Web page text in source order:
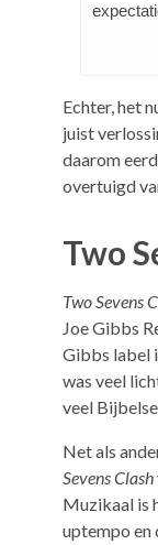
Echter, het
juist
daarom
overtuigd
Two
Two Sevens
Joe Gibbs
Gibbs label
was veel
veel
Net als
Sevens Clash
Muzikaal is
uptempo en